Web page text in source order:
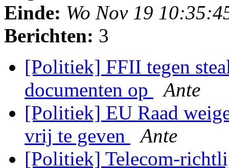
Einde: Wo Nov 19
Berichten: 3
[Politiek] FFII tegen
documenten op
Ante
[Politiek] EU Raad
vrij te geven
Ante
[Politiek] Telecom-